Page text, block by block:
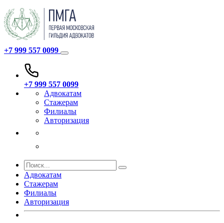
+7 999 557 0099
+7 999 557 0099
Адвокатам
Стажерам
Филиалы
Авторизация
Адвокатам
Стажерам
Филиалы
Авторизация